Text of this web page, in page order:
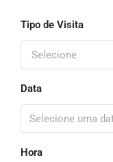
Tipo de Visita
Selecione
Data
Hora